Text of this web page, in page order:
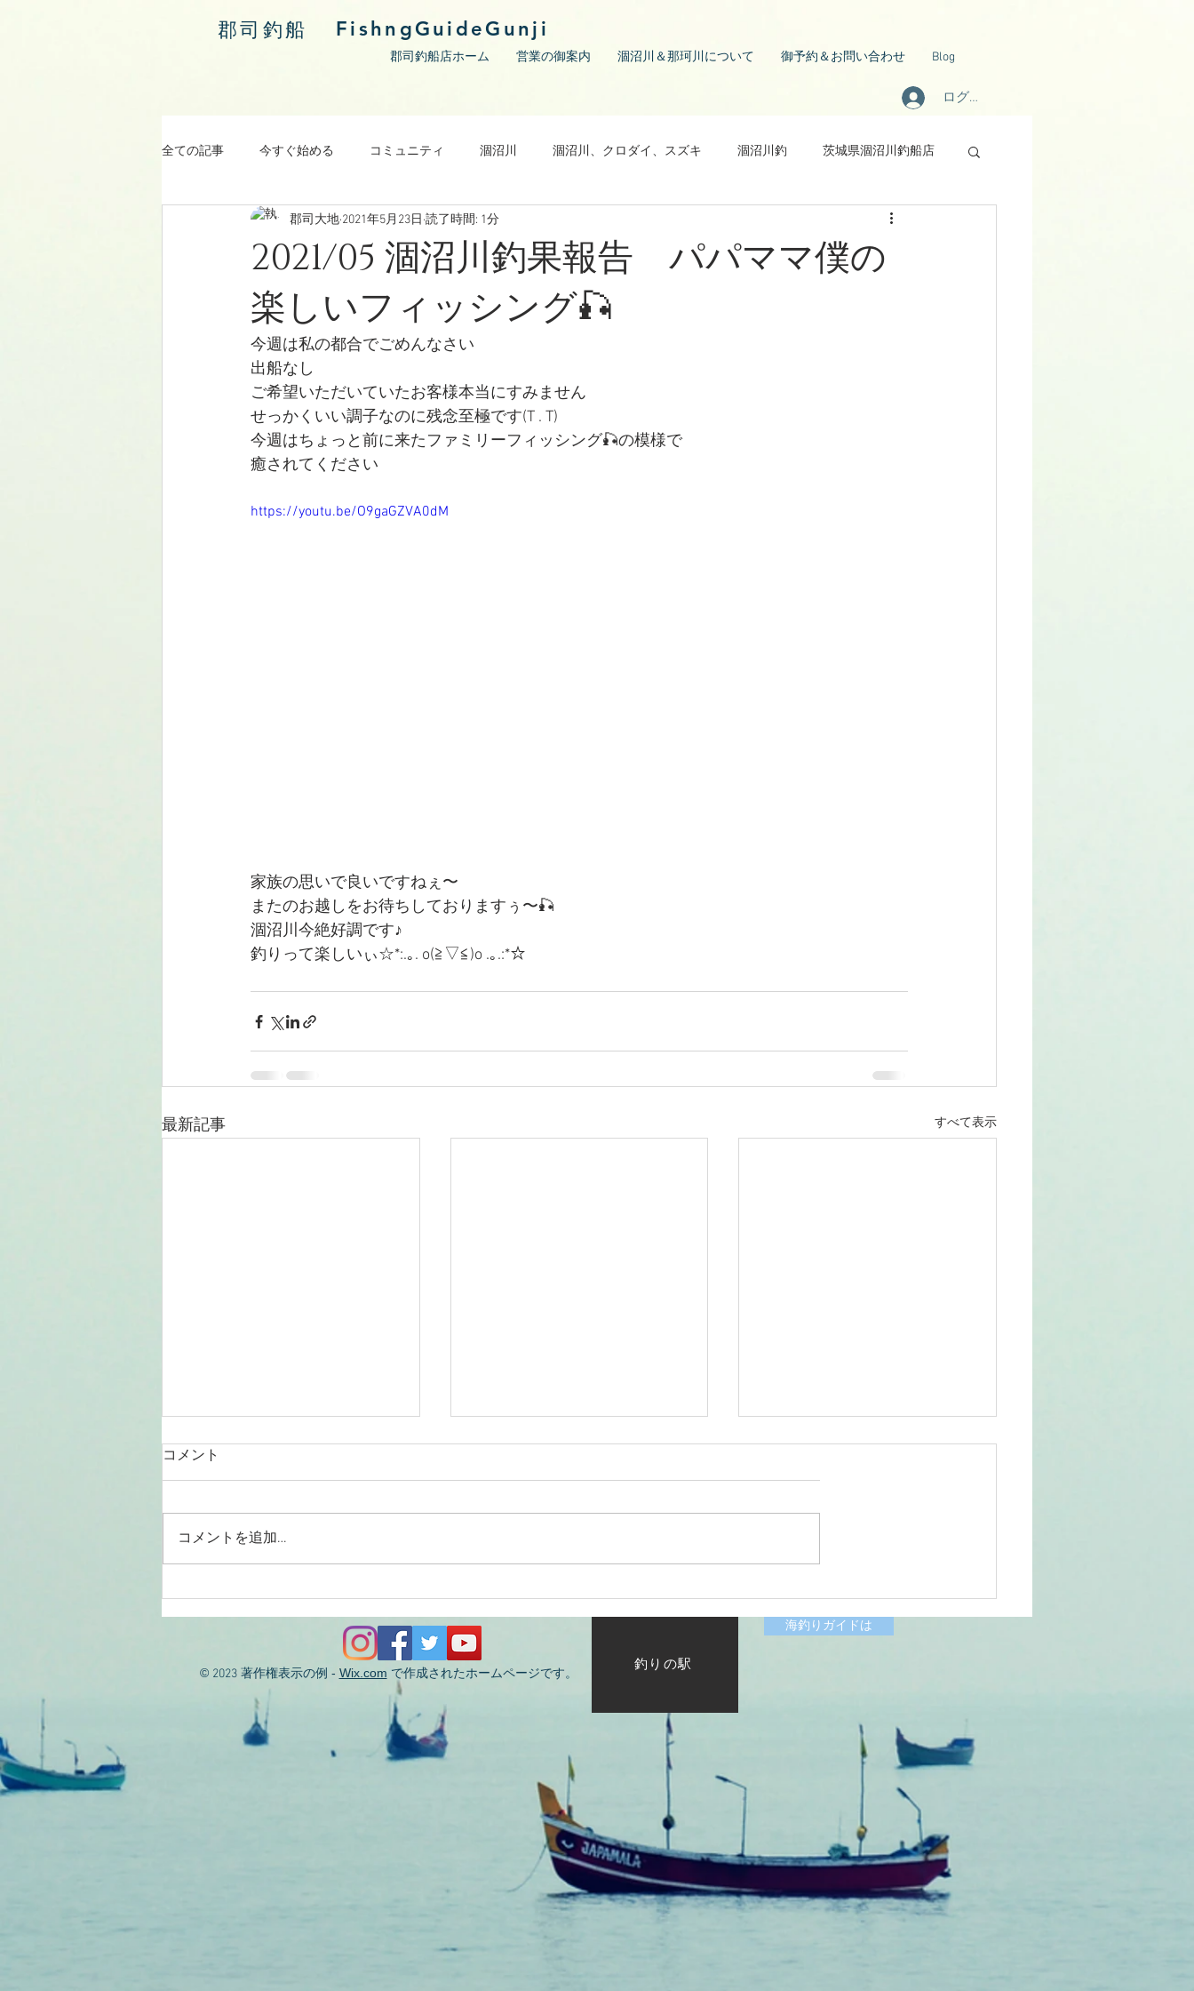
郡司釣船 FishngGuideGunji
郡司釣船店ホーム 営業の御案内 涸沼川＆那珂川について 御予約＆お問い合わせ Blog
ログイン
全ての記事 今すぐ始める コミュニティ 涸沼川 涸沼川、クロダイ、スズキ 涸沼川釣 茨城県涸沼川釣船店
涸沼川釣果報告
2021/05 涸沼川釣果報告 パパママ僕の
楽しいフィッシング🎣
郡司大地 2021年5月23日 読了時間: 1分
今週は私の都合でごめんなさい
出船なし
ご希望いただいていたお客様本当にすみません
せっかくいい調子なのに残念至極です(T . T)
今週はちょっと前に来たファミリーフィッシング🎣の模様で
癒されてください
https://youtu.be/O9gaGZVA0dM
家族の思いで良いですねぇ〜
またのお越しをお待ちしておりますぅ〜🎣
涸沼川今絶好調です♪
釣りって楽しいぃ☆*:.｡. o(≧▽≦)o .｡.:*☆
最新記事 すべて表示
2026/08/01涸沼川釣果報告
KIZ様
2026/07/12涸沼川釣果報告
HugeKillerDr.K
2026/07/11涸沼川釣果報告
KIZ様
コメント
コメントを追加…
© 2023著作権表示の例 - Wix.com で作成されたホームページです。 釣りの駅
海釣りガイドは